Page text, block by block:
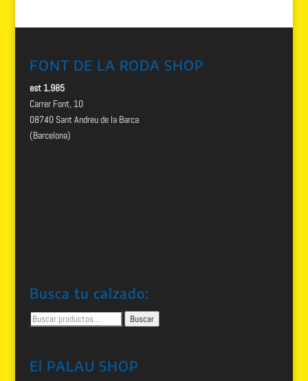
FONT DE LA RODA SHOP
est 1.985
Carrer Font, 10
08740 Sant Andreu de la Barca
(Barcelona)
Busca tu calzado:
Buscar
por:
Buscar
El PALAU SHOP